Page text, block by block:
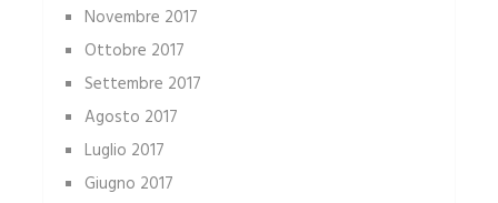
Novembre 2017
Ottobre 2017
Settembre 2017
Agosto 2017
Luglio 2017
Giugno 2017